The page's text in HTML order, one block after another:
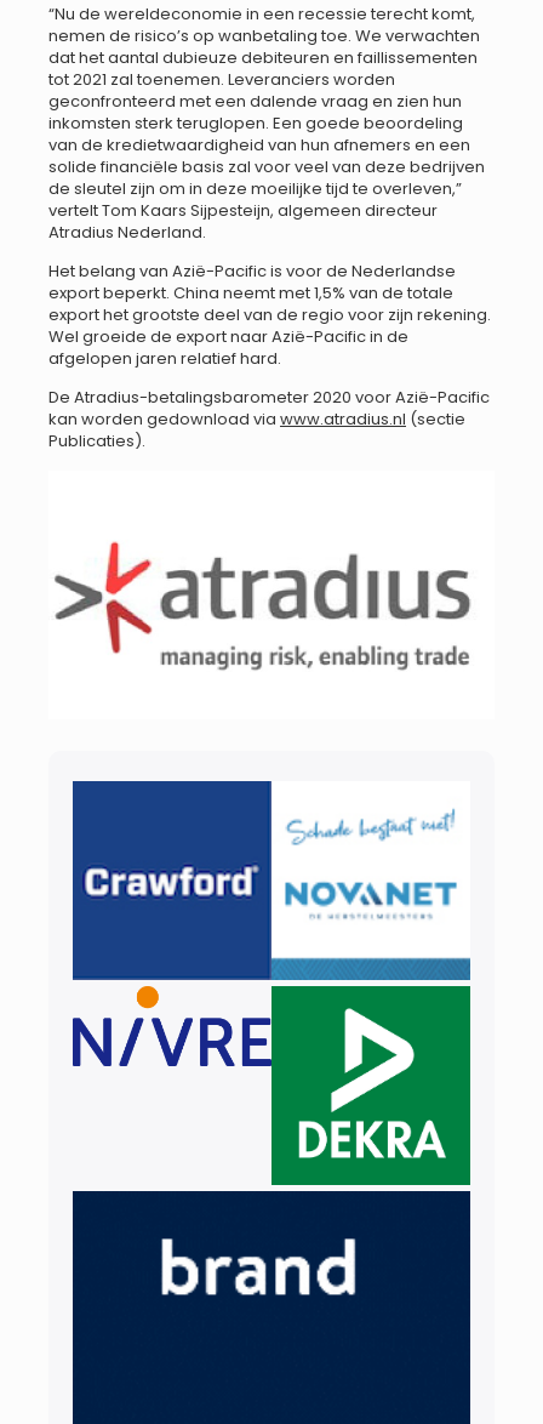
“Nu de wereldeconomie in een recessie terecht komt,
nemen de risico’s op wanbetaling toe. We verwachten
dat het aantal dubieuze debiteuren en faillissementen
tot 2021 zal toenemen. Leveranciers worden
geconfronteerd met een dalende vraag en zien hun
inkomsten sterk teruglopen. Een goede beoordeling
van de kredietwaardigheid van hun afnemers en een
solide financiële basis zal voor veel van deze bedrijven
de sleutel zijn om in deze moeilijke tijd te overleven,”
vertelt Tom Kaars Sijpesteijn, algemeen directeur
Atradius Nederland.
Het belang van Azië-Pacific is voor de Nederlandse
export beperkt. China neemt met 1,5% van de totale
export het grootste deel van de regio voor zijn rekening.
Wel groeide de export naar Azië-Pacific in de
afgelopen jaren relatief hard.
De Atradius-betalingsbarometer 2020 voor Azië-Pacific
kan worden gedownload via www.atradius.nl (sectie
Publicaties).